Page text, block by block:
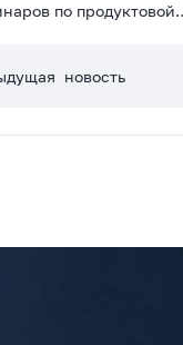
по продуктовой
на рынке.новость